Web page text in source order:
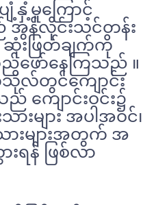
ျံ့နှံ့မှုကြောင့်
အွန်လိုင်းသင်တန်း
ဆုံးဖြတ်ချက်ကို
ော်နေကြသည် ။
သိုလ်တွင်ကျောင်း
ကျောင်းဝင်း၌
းများ အပါအဝင်၊
ားများအတွက် အ
ရန် ဖြစ်လာ